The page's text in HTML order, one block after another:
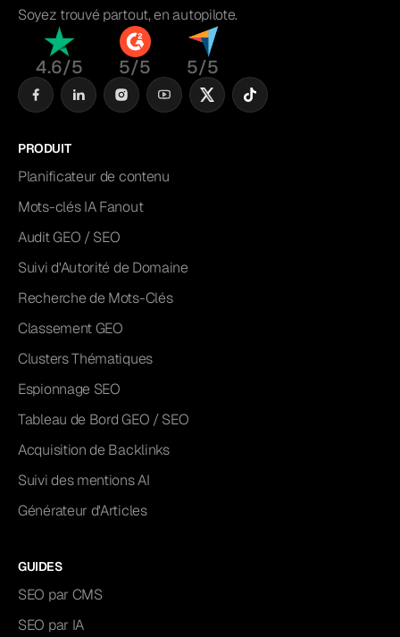
Soyez trouvé partout, en autopilote.
4.6/5 5/5 5/5
PRODUIT
Planificateur de contenu
Mots-clés IA Fanout
Audit GEO / SEO
Suivi d'Autorité de Domaine
Recherche de Mots-Clés
Classement GEO
Clusters Thématiques
Espionnage SEO
Tableau de Bord GEO / SEO
Acquisition de Backlinks
Suivi des mentions AI
Générateur d'Articles
GUIDES
SEO par CMS
SEO par IA